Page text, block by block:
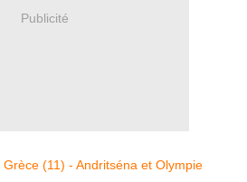
Publicité